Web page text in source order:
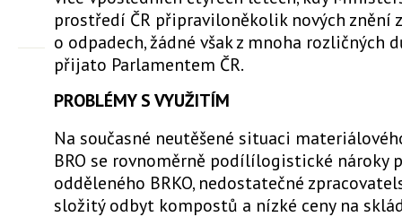
prostředí ČR připraviloněkolik nových znění
o odpadech, žádné však z mnoha rozličných
přijato Parlamentem ČR.
PROBLÉMY S VYUŽITÍM
Na současné neutěšené situaci
BRO se rovnoměrně podílílogistické nároky
odděleného BRKO, nedostatečné
složitý odbyt kompostů a nízké ceny na